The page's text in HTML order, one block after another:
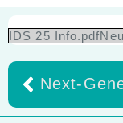
IDS 25